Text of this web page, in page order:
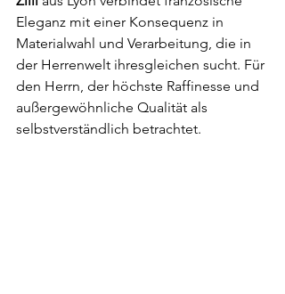
Eleganz mit einer Konsequenz in
Materialwahl und Verarbeitung, die in
der Herrenwelt ihresgleichen sucht. Für
den Herrn, der höchste Raffinesse und
außergewöhnliche Qualität als
selbstverständlich betrachtet.